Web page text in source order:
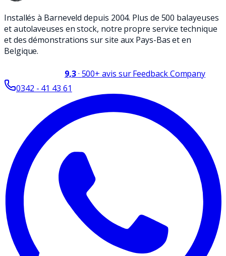
Installés à Barneveld depuis 2004. Plus de 500 balayeuses
et autolaveuses en stock, notre propre service technique
et des démonstrations sur site aux Pays-Bas et en
Belgique.
9,3· 500+ avis sur Feedback Company
0342 - 41 43 61